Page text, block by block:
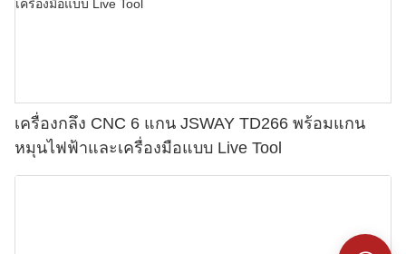
เครื่องกลึง CNC 6 แกน JSWAY TD266 พร้อมแกน
หมุนไฟฟ้าและเครื่องมือแบบ Live Tool